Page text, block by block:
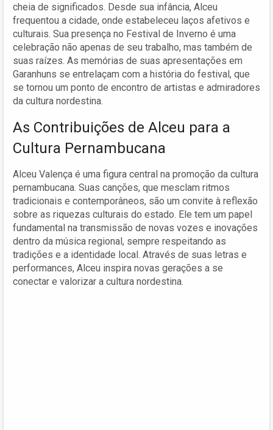
cheia de significados. Desde sua infância, Alceu
frequentou a cidade, onde estabeleceu laços afetivos e
culturais. Sua presença no Festival de Inverno é uma
celebração não apenas de seu trabalho, mas também de
suas raízes. As memórias de suas apresentações em
Garanhuns se entrelaçam com a história do festival, que
se tornou um ponto de encontro de artistas e admiradores
da cultura nordestina.
As Contribuições de Alceu para a
Cultura Pernambucana
Alceu Valença é uma figura central na promoção da cultura
pernambucana. Suas canções, que mesclam ritmos
tradicionais e contemporâneos, são um convite à reflexão
sobre as riquezas culturais do estado. Ele tem um papel
fundamental na transmissão de novas vozes e inovações
dentro da música regional, sempre respeitando as
tradições e a identidade local. Através de suas letras e
performances, Alceu inspira novas gerações a se
conectar e valorizar a cultura nordestina.